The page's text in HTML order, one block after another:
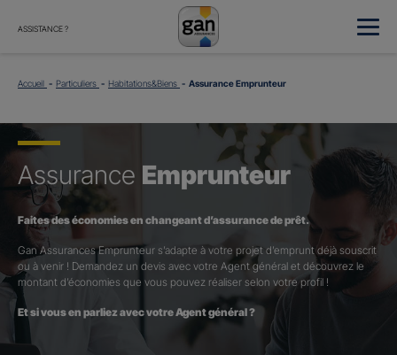
ASSISTANCE ?
Accueil Particuliers Habitations&Biens Assurance Emprunteur
Assurance Emprunteur
Faites des économies en changeant d’assurance de prêt.
Gan Assurances Emprunteur s’adapte à votre projet d’emprunt déjà souscrit
ou à venir ! Demandez un devis avec votre Agent général et découvrez le
montant d’économies que vous pouvez réaliser selon votre profil !
Et si vous en parliez avec votre Agent général ?